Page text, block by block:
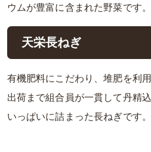
ウムが豊富に含まれた野菜です。
天栄長ねぎ
有機肥料にこだわり、堆肥を利
出荷まで組合員が一貫して丹精
いっぱいに詰まった長ねぎです。